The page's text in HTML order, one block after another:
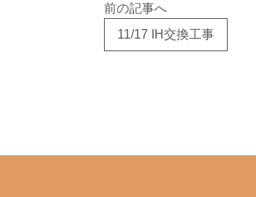
前の記事へ
11/17 IH交換工事